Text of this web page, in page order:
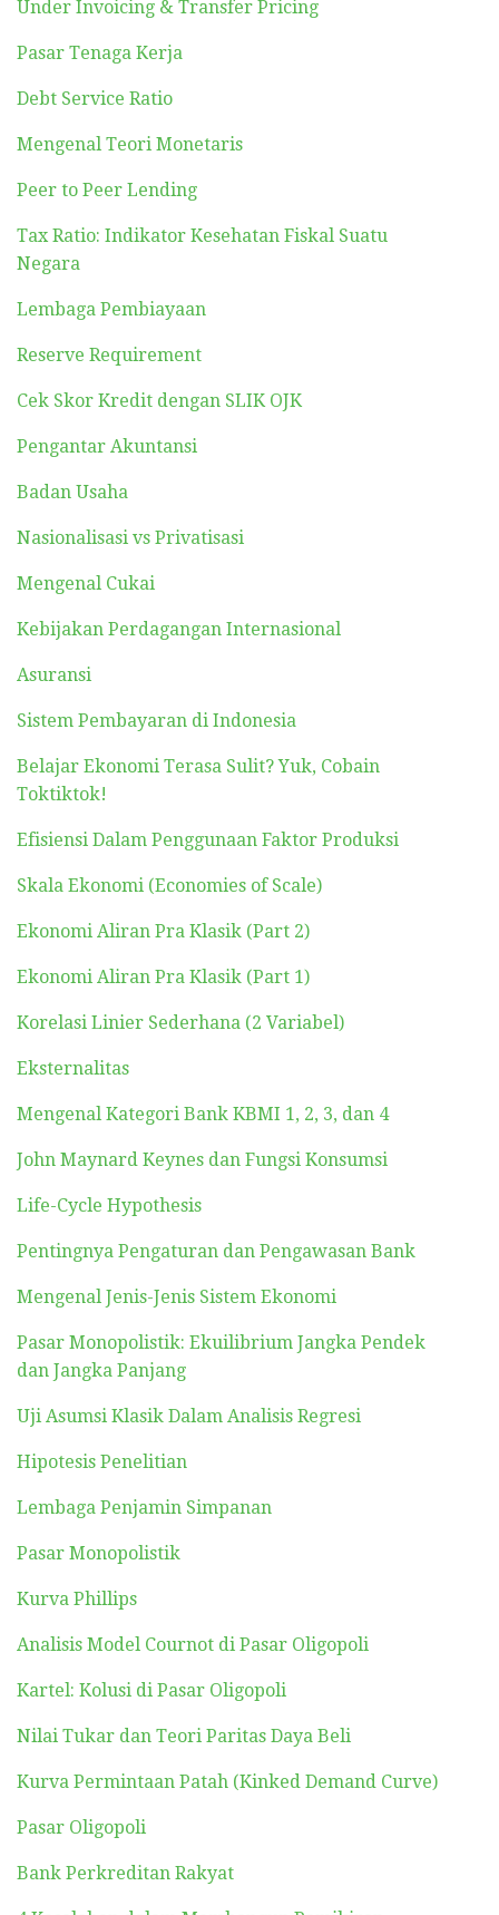
Under Invoicing & Transfer Pricing
Pasar Tenaga Kerja
Debt Service Ratio
Mengenal Teori Monetaris
Peer to Peer Lending
Tax Ratio: Indikator Kesehatan Fiskal Suatu
Negara
Lembaga Pembiayaan
Reserve Requirement
Cek Skor Kredit dengan SLIK OJK
Pengantar Akuntansi
Badan Usaha
Nasionalisasi vs Privatisasi
Mengenal Cukai
Kebijakan Perdagangan Internasional
Asuransi
Sistem Pembayaran di Indonesia
Belajar Ekonomi Terasa Sulit? Yuk, Cobain
Toktiktok!
Efisiensi Dalam Penggunaan Faktor Produksi
Skala Ekonomi (Economies of Scale)
Ekonomi Aliran Pra Klasik (Part 2)
Ekonomi Aliran Pra Klasik (Part 1)
Korelasi Linier Sederhana (2 Variabel)
Eksternalitas
Mengenal Kategori Bank KBMI 1, 2, 3, dan 4
John Maynard Keynes dan Fungsi Konsumsi
Life-Cycle Hypothesis
Pentingnya Pengaturan dan Pengawasan Bank
Mengenal Jenis-Jenis Sistem Ekonomi
Pasar Monopolistik: Ekuilibrium Jangka Pendek
dan Jangka Panjang
Uji Asumsi Klasik Dalam Analisis Regresi
Hipotesis Penelitian
Lembaga Penjamin Simpanan
Pasar Monopolistik
Kurva Phillips
Analisis Model Cournot di Pasar Oligopoli
Kartel: Kolusi di Pasar Oligopoli
Nilai Tukar dan Teori Paritas Daya Beli
Kurva Permintaan Patah (Kinked Demand Curve)
Pasar Oligopoli
Bank Perkreditan Rakyat